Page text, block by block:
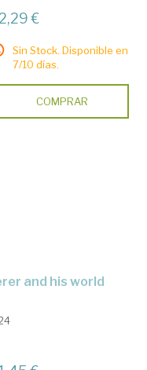
€
Sin Stock. Disponible en
7/10 días.
COMPRAR
and his world